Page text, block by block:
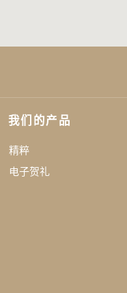
我们的产品
精粹
电子贺礼